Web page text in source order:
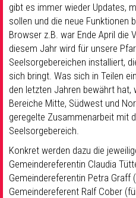
Gemeinschaft & Soziales
Musik & Kultur
Seelsorge & Kontakt
gibt es immer wieder Updates,
sollen und die neue Funktionen
Browser z.B. war Ende April die
diesem Jahr wird für unsere
Seelsorgebereichen installiert,
sich bringt. Was sich in Teilen
den letzten Jahren bewährt
Bereiche Mitte, Südwest und
geregelte Zusammenarbeit mit
Seelsorgebereich.
Konkret werden dazu die
Gemeindereferentin Claudia
Gemeindereferentin Petra Graff
Gemeindereferent Ralf Cober